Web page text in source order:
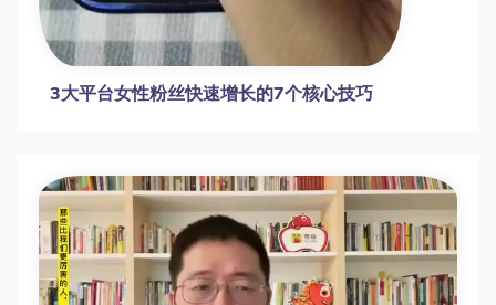
3大平台女性粉丝快速增长的7个核心技巧